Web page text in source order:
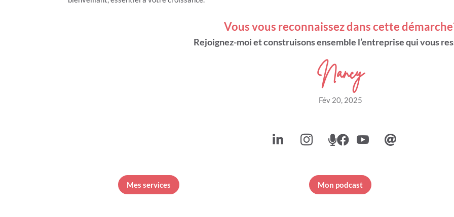
Vous vous reconnaissez dans cette
Rejoignez-moiet construisons ensemble l’entreprise qui vous
Nancy
Fév 20, 2025
    
Mes services Mon podcast